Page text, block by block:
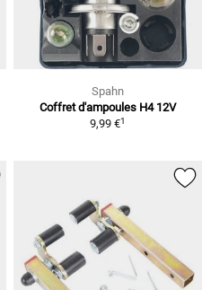
Spahn
Coffret d'ampoules H4 12V
9,99 €1